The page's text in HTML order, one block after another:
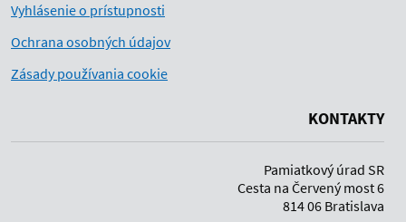
Vyhlásenie o prístupnosti
Ochrana osobných údajov
Zásady používania cookie
KONTAKTY
Pamiatkový úrad SR
Cesta na Červený most 6
814 06 Bratislava